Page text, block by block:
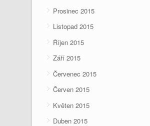
Prosinec 2015
Listopad 2015
Říjen 2015
Září 2015
Červenec 2015
Červen 2015
Květen 2015
Duben 2015